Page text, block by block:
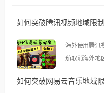
如何突破腾讯视频地域限制
海外使用腾讯
茄取消海外地区限制。 当在海外打
示语。 海外用户如香港、澳门、台湾、美国、加拿
如何突破网易云音乐地域